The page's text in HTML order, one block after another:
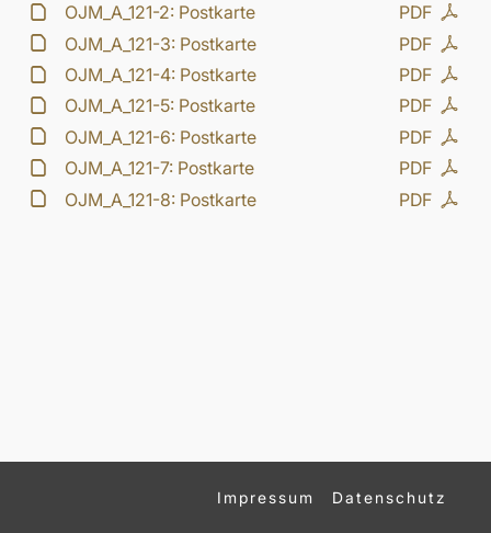
PDF
OJM_A_121-2: Postkarte
PDF
OJM_A_121-3: Postkarte
PDF
OJM_A_121-4: Postkarte
PDF
OJM_A_121-5: Postkarte
PDF
OJM_A_121-6: Postkarte
PDF
OJM_A_121-7: Postkarte
PDF
OJM_A_121-8: Postkarte
Impressum Datenschutz